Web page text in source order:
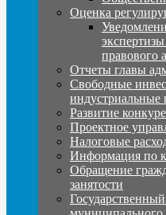
Оценка
правового
Отчеты главы
Свободные
индустриальные
Развитие
Проектное
Налоговые
Информация по
Обращение
занятости